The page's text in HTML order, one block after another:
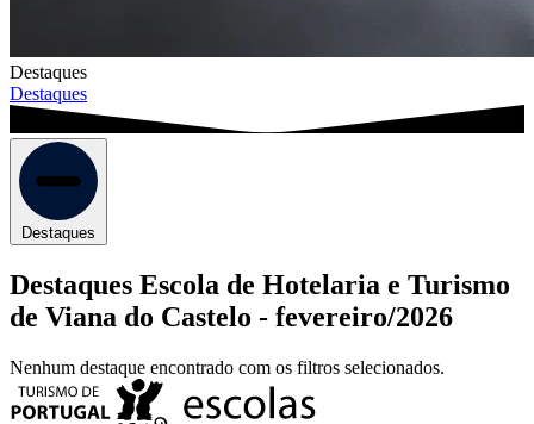
Destaques
Destaques
Destaques
Destaques Escola de Hotelaria e Turismo
de Viana do Castelo - fevereiro/2026
Nenhum destaque encontrado com os filtros selecionados.